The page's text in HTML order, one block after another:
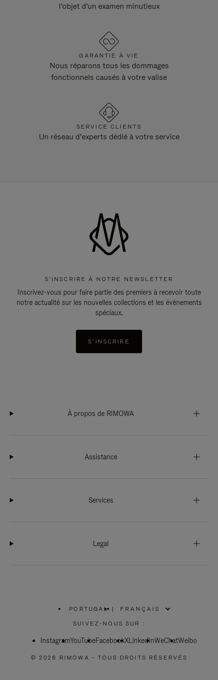
l'objet d'un examen minutieux
GARANTIE À VIE
Nous réparons tous les dommages
fonctionnels causés à votre valise
SERVICE CLIENTS
Un réseau d’experts dédié à votre service
S'INSCRIRE À NOTRE NEWSLETTER
Inscrivez-vous pour faire partie des premiers à recevoir toute
notre actualité sur les nouvelles collections et les évènements
spéciaux.
S'INSCRIRE
À propos de RIMOWA
Assistance
Services
Legal
PORTUGAL
SÉLECTIONNEZ
VOTRE
|
SUIVEZ-NOUS SUR :
InstagramYouTubeFacebookXLinkedInWeChatWeibo
© 2026 RIMOWA - TOUS DROITS RÉSERVÉS